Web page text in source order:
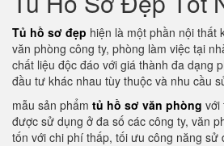
Tủ hồ sơ đẹp hiện là một phần nội thất
văn phòng công ty, phòng làm việc tại
chất liệu độc đáo với giá thành đa dạng
đầu tư khác nhau tùy thuộc và nhu cầu
mẫu sản phẩm tủ hồ sơ văn phòng với
được sử dụng ở đa số các công ty, văn
tốn với chi phí thấp, tối ưu công năng sử